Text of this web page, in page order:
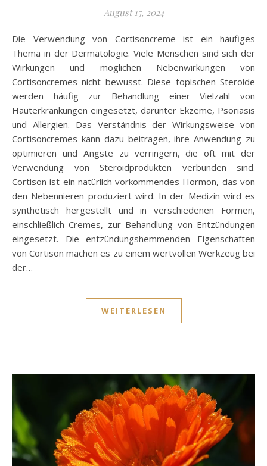
August 15, 2024
Die Verwendung von Cortisoncreme ist ein häufiges
Thema in der Dermatologie. Viele Menschen sind sich der
Wirkungen und möglichen Nebenwirkungen von
Cortisoncremes nicht bewusst. Diese topischen Steroide
werden häufig zur Behandlung einer Vielzahl von
Hauterkrankungen eingesetzt, darunter Ekzeme, Psoriasis
und Allergien. Das Verständnis der Wirkungsweise von
Cortisoncremes kann dazu beitragen, ihre Anwendung zu
optimieren und Ängste zu verringern, die oft mit der
Verwendung von Steroidprodukten verbunden sind.
Cortison ist ein natürlich vorkommendes Hormon, das von
den Nebennieren produziert wird. In der Medizin wird es
synthetisch hergestellt und in verschiedenen Formen,
einschließlich Cremes, zur Behandlung von Entzündungen
eingesetzt. Die entzündungshemmenden Eigenschaften
von Cortison machen es zu einem wertvollen Werkzeug bei
der…
WEITERLESEN